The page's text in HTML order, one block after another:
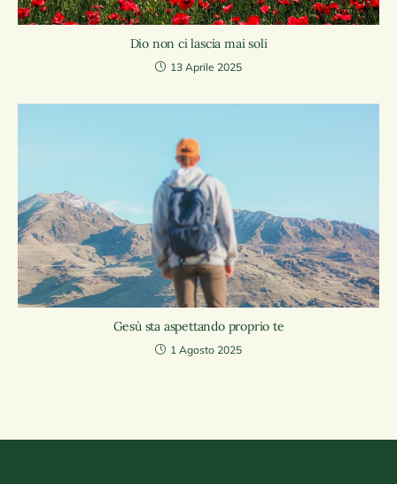
Dio non ci lascia mai soli
13 Aprile 2025
Gesù sta aspettando proprio te
1 Agosto 2025